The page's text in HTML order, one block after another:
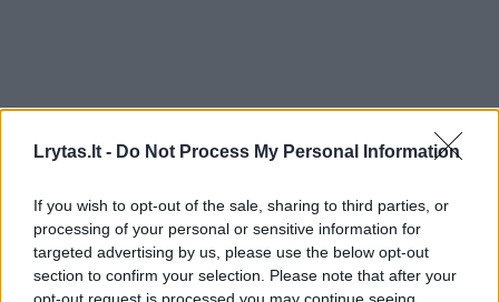
Lrytas.lt - Do Not Process My Personal Information
If you wish to opt-out of the sale, sharing to third parties, or
processing of your personal or sensitive information for
targeted advertising by us, please use the below opt-out
section to confirm your selection. Please note that after your
Lietuvos diena Kriminalai
Keistas smurto protrūkis
Klaipėdos centre: baro lankytojai